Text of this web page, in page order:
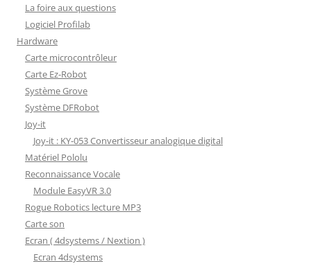
La foire aux questions
Logiciel Profilab
Hardware
Carte microcontrôleur
Carte Ez-Robot
Système Grove
Système DFRobot
Joy-it
Joy-it : KY-053 Convertisseur analogique digital
Matériel Pololu
Reconnaissance Vocale
Module EasyVR 3.0
Rogue Robotics lecture MP3
Carte son
Ecran ( 4dsystems / Nextion )
Ecran 4dsystems